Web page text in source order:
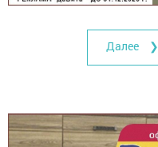
Далее ❯